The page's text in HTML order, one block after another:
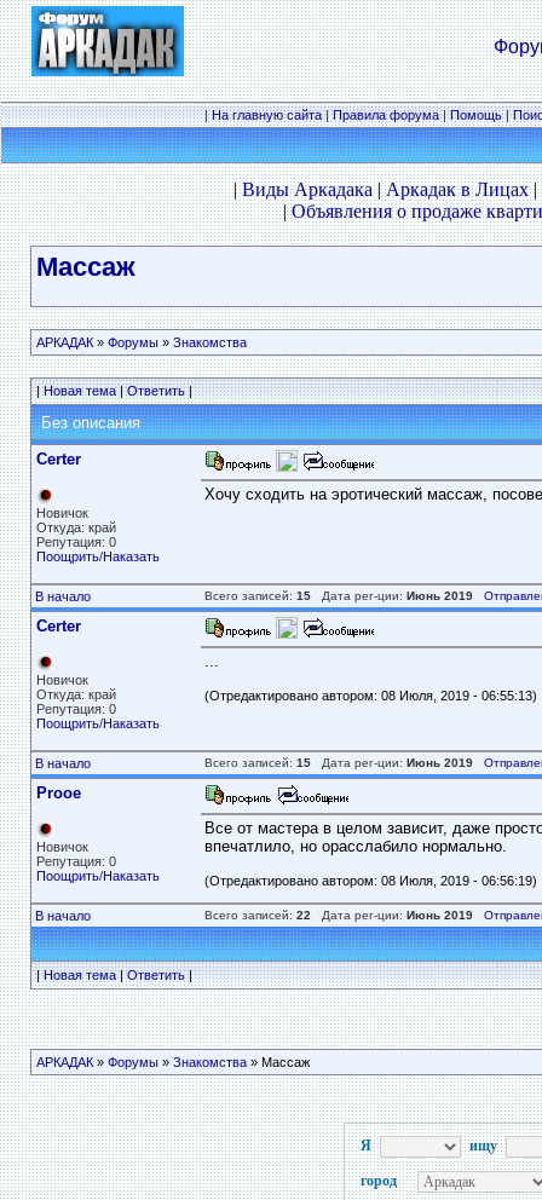
|На главную сайта|Правила форума|Помощь|
|Виды Аркадака|Аркадак в Лицах|
|Объявления о продаже
Массаж
АРКАДАК» Форумы» Знакомства
|Новая тема|Ответить|
Без описания
Certer
Новичок
Откуда: край
Репутация: 0
Поощрить/Наказать
Хочу сходить на эротический массаж,
В начало Всего записей: 15Дата рег-ции: Июнь 2019
Certer
Новичок
Откуда: край
Репутация: 0
Поощрить/Наказать
...
(Отредактировано автором: 08 Июля, 2019 - 06:55:13)
В начало Всего записей: 15Дата рег-ции: Июнь 2019
Prooe
Новичок
Репутация: 0
Поощрить/Наказать
Все от мастера в целом зависит, даже
впечатлило, но орасслабило нормально.
(Отредактировано автором: 08 Июля, 2019 - 06:56:19)
В начало Всего записей: 22 Дата рег-ции: Июнь 2019
|Новая тема|Ответить|
АРКАДАК» Форумы» Знакомства» Массаж
Я ищу
город